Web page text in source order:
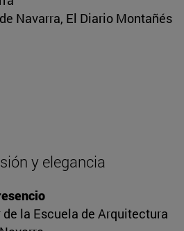
Navarra, El Diario Montañés
y elegancia
la Escuela de Arquitectura